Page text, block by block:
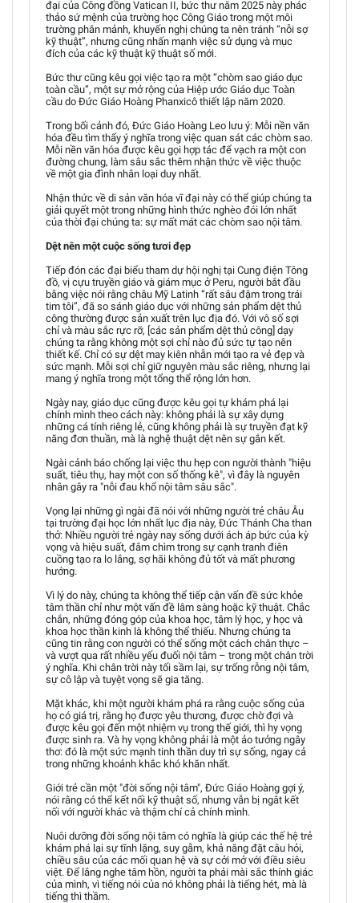
đại của Công đồng Vatican II, bức thư năm 2025 này phác
thảo sứ mệnh của trường học Công Giáo trong một môi
trường phân mảnh, khuyến nghị chúng ta nên tránh “nỗi sợ
kỹ thuật”, nhưng cũng nhấn mạnh việc sử dụng và mục
đích của các kỹ thuật kỹ thuật số mới.
Bức thư cũng kêu gọi việc tạo ra một “chòm sao giáo dục
toàn cầu”, một sự mở rộng của Hiệp ước Giáo dục Toàn
cầu do Đức Giáo Hoàng Phanxicô thiết lập năm 2020.
Trong bối cảnh đó, Đức Giáo Hoàng Leo lưu ý: Mỗi nền văn
hóa đều tìm thấy ý nghĩa trong việc quan sát các chòm sao.
Mỗi nền văn hóa được kêu gọi hợp tác để vạch ra một con
đường chung, làm sâu sắc thêm nhận thức về việc thuộc
về một gia đình nhân loại duy nhất.
Nhận thức về di sản văn hóa vĩ đại này có thể giúp chúng ta
giải quyết một trong những hình thức nghèo đói lớn nhất
của thời đại chúng ta: sự mất mát các chòm sao nội tâm.
Dệt nên một cuộc sống tươi đẹp
Tiếp đón các đại biểu tham dự hội nghị tại Cung điện Tông
đồ, vị cựu truyền giáo và giám mục ở Peru, người bắt đầu
bằng việc nói rằng châu Mỹ Latinh “rất sâu đậm trong trái
tim tôi”, đã so sánh giáo dục với những sản phẩm dệt thủ
công thường được sản xuất trên lục địa đó. Với vô số sợi
chỉ và màu sắc rực rỡ, [các sản phẩm dệt thủ công] dạy
chúng ta rằng không một sợi chỉ nào đủ sức tự tạo nên
thiết kế. Chỉ có sự dệt may kiên nhẫn mới tạo ra vẻ đẹp và
sức mạnh. Mỗi sợi chỉ giữ nguyên màu sắc riêng, nhưng lại
mang ý nghĩa trong một tổng thể rộng lớn hơn.
Ngày nay, giáo dục cũng được kêu gọi tự khám phá lại
chính mình theo cách này: không phải là sự xây dựng
những cá tính riêng lẻ, cũng không phải là sự truyền đạt kỹ
năng đơn thuần, mà là nghệ thuật dệt nên sự gắn kết.
Ngài cảnh báo chống lại việc thu hẹp con người thành "hiệu
suất, tiêu thụ, hay một con số thống kê", vì đây là nguyên
nhân gây ra "nỗi đau khổ nội tâm sâu sắc".
Vọng lại những gì ngài đã nói với những người trẻ châu Âu
tại trường đại học lớn nhất lục địa này, Đức Thánh Cha than
thở: Nhiều người trẻ ngày nay sống dưới ách áp bức của kỳ
vọng và hiệu suất, đắm chìm trong sự cạnh tranh điên
cuồng tạo ra lo lắng, sợ hãi không đủ tốt và mất phương
hướng.
Vì lý do này, chúng ta không thể tiếp cận vấn đề sức khỏe
tâm thần chỉ như một vấn đề lâm sàng hoặc kỹ thuật. Chắc
chắn, những đóng góp của khoa học, tâm lý học, y học và
khoa học thần kinh là không thể thiếu. Nhưng chúng ta
cũng tin rằng con người có thể sống một cách chân thực –
và vượt qua rất nhiều yếu đuối nội tâm – trong một chân trời
ý nghĩa. Khi chân trời này tối sầm lại, sự trống rỗng nội tâm,
sự cô lập và tuyệt vọng sẽ gia tăng.
Mặt khác, khi một người khám phá ra rằng cuộc sống của
họ có giá trị, rằng họ được yêu thương, được chờ đợi và
được kêu gọi đến một nhiệm vụ trong thế giới, thì hy vọng
được sinh ra. Và hy vọng không phải là một ảo tưởng ngây
thơ: đó là một sức mạnh tinh thần duy trì sự sống, ngay cả
trong những khoảnh khắc khó khăn nhất.
Giới trẻ cần một "đời sống nội tâm", Đức Giáo Hoàng gợi ý,
nói rằng có thể kết nối kỹ thuật số, nhưng vẫn bị ngắt kết
nối với người khác và thậm chí cả chính mình.
Nuôi dưỡng đời sống nội tâm có nghĩa là giúp các thế hệ trẻ
khám phá lại sự tĩnh lặng, suy gẫm, khả năng đặt câu hỏi,
chiều sâu của các mối quan hệ và sự cởi mở với điều siêu
việt. Để lắng nghe tâm hồn, người ta phải mài sắc thính giác
của mình, vì tiếng nói của nó không phải là tiếng hét, mà là
tiếng thì thầm.